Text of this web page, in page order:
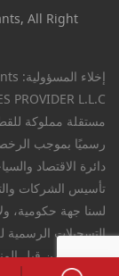
All Right
تأسيس الشركات
لسنا جهة حكومية،
التسجيلات الرسمية
المطاف من قبل